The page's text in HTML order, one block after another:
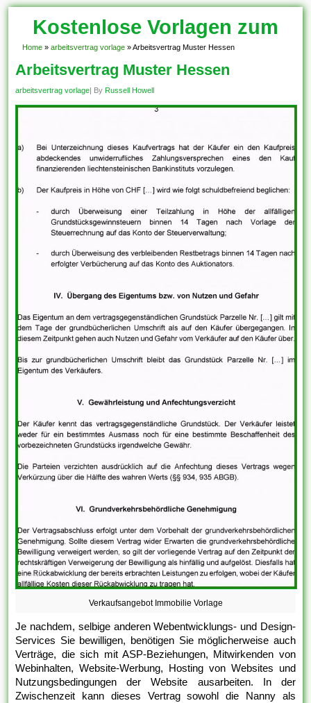
Kostenlose Vorlagen zum
Download!
Home » arbeitsvertrag vorlage » Arbeitsvertrag Muster Hessen
Arbeitsvertrag Muster Hessen
arbeitsvertrag vorlage| By Russell Howell
Verkaufsangebot Immobilie Vorlage
Je nachdem, selbige anderen Webentwicklungs- und Design-
Services Sie bewilligen, benötigen Sie möglicherweise auch
Verträge, die sich mit ASP-Beziehungen, Mitwirkenden von
Webinhalten, Website-Werbung, Hosting von Websites und
Nutzungsbedingungen der Website ausarbeiten. In der
Zwischenzeit kann dieses Vertrag sowohl die Nanny als